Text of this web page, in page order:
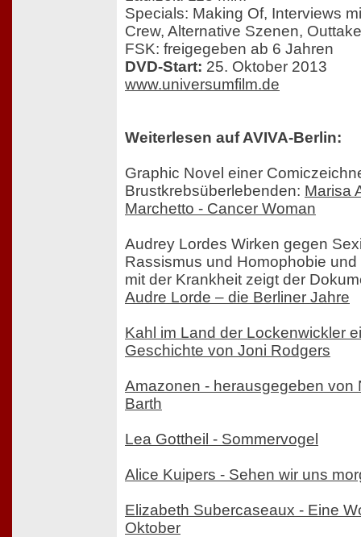
Specials: Making Of, Interviews
Crew, Alternative Szenen,
FSK: freigegeben ab 6 Jahren
DVD-Start: 25. Oktober 2013
www.universumfilm.de
Weiterlesen auf AVIVA-Berlin:
Graphic Novel einer
Brustkrebsüberlebenden: Marisa
Marchetto - Cancer Woman
Audrey Lordes Wirken gegen
Rassismus und Homophobie und
mit der Krankheit zeigt der
Audre Lorde – die Berliner Jahre
Kahl im Land der Lockenwickler
Geschichte von Joni Rodgers
Amazonen - herausgegeben von
Barth
Lea Gottheil - Sommervogel
Alice Kuipers - Sehen wir uns
Elizabeth Subercaseaux - Eine
Oktober